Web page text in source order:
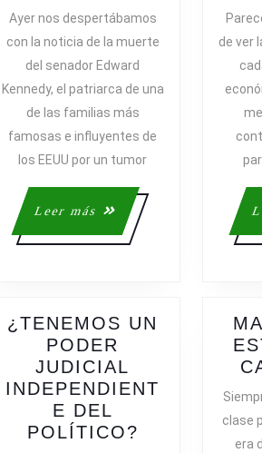
DE
LOS
HERMANOS
KENNEDY
Ayer nos despertábamos
con la noticia de la muerte
del senador Edward
Kennedy, el patriarca de una
de las familias más
famosas e influyentes de
los EEUU por un tumor
Leer más
Leer
más
de ver
¿TENEMOS UN
PODER
JUDICIAL
INDEPENDIENT
E DEL
POLÍTICO? ¿TENEMOS
clase
era